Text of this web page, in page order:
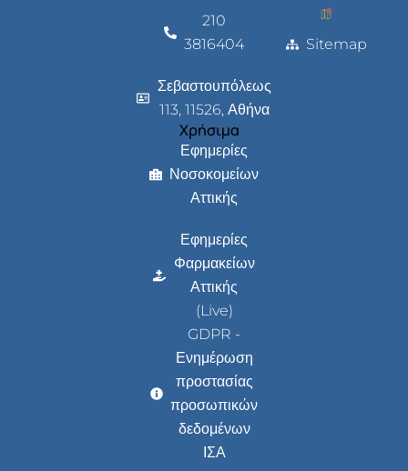
210
3816404
Σεβαστουπόλεως
113, 11526, Αθήνα
Χρήσιμα
Εφημερίες
Νοσοκομείων
Αττικής
Εφημερίες
Φαρμακείων
Αττικής
(Live)
GDPR -
Ενημέρωση
προστασίας
προσωπικών
δεδομένων
ΙΣΑ
Sitemap